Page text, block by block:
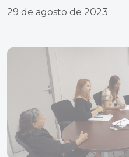
29 de agosto de 2023